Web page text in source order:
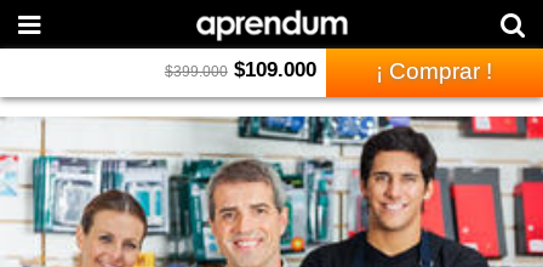
$399.000 $109.000 ¡ Comprar !